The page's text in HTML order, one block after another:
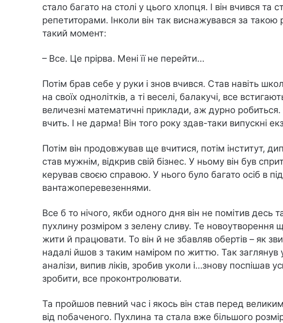
стало багато на столі у цього хлопця. І він вчився та
репетиторами. Інколи він так виснажувався за такою
такий момент:
– Все. Це прірва. Мені її не перейти…
Потім брав себе у руки і знов вчився. Став навіть
на своїх однолітків, а ті веселі, балакучі, все
величезні математичні приклади, аж дурно робиться.
вчить. І не дарма! Він того року здав-таки випускні
Потім він продовжував ще вчитися, потім інститут,
став мужнім, відкрив свій бізнес. У ньому він був
керував своєю справою. У нього було багато осіб в
вантажоперевезеннями.
Все б то нічого, якби одного дня він не помітив десь
пухлину розміром з зелену сливу. Те
жити й працювати. То він й не збавляв обертів – як
надалі йшов з таким наміром по життю. Так заглянув
аналізи, випив ліків, зробив уколи і…знову поспішав
зробити, все проконтролювати.
Та пройшов певний час і якось він став перед
від побаченого. Пухлина та стала вже більшого